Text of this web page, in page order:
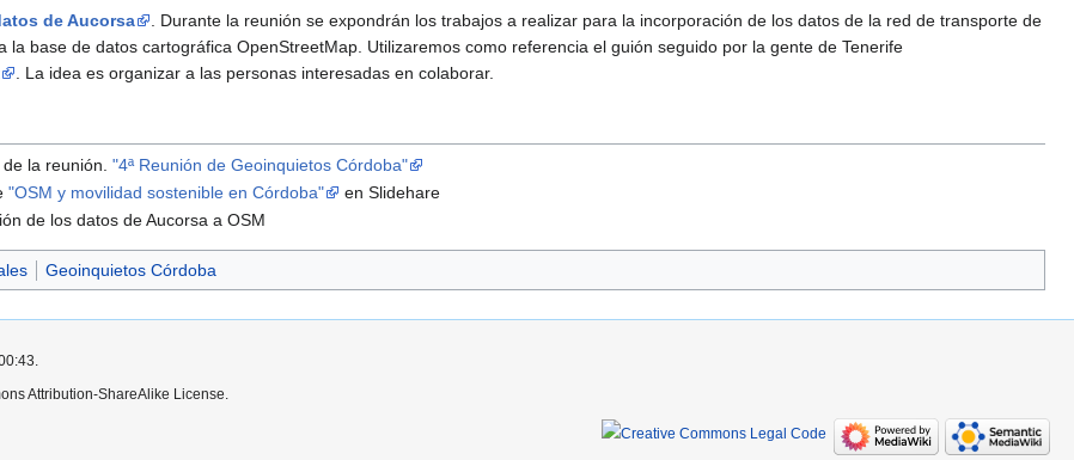
de Aucorsa
. Durante la reunión se expondrán los trabajos a realizar para la incorporación de los datos de la red de transporte de
la base de datos cartográfica OpenStreetMap. Utilizaremos como referencia el guión seguido por la gente de Tenerife
. La idea es organizar a las personas interesadas en colaborar.
de la reunión."4ª Reunión de Geoinquietos Córdoba"
"OSM y movilidad sostenible en Córdoba"
en Slidehare
de los datos de Aucorsa a OSM
Geoinquietos Córdoba
Attribution-ShareAlike License.